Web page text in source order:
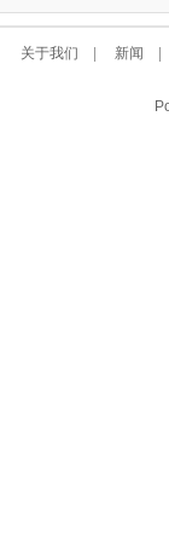
关于我们 新闻